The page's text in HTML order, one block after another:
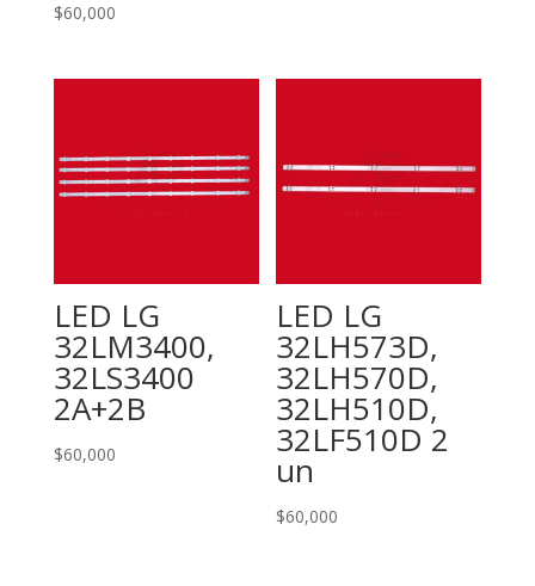
$60,000
LED LG
32LM3400,
32LS3400
2A+2B
$60,000
LED LG
32LH573D,
32LH570D,
32LH510D,
32LF510D 2
un
$60,000